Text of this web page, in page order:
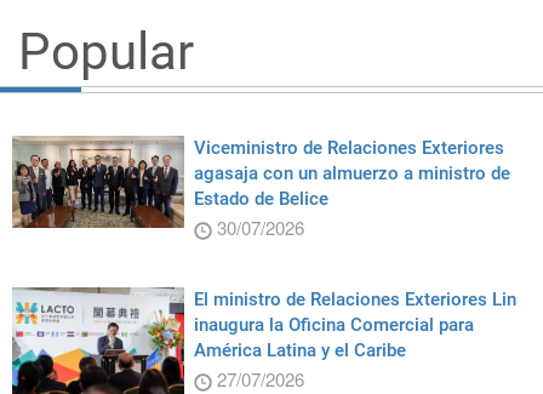
Popular
Viceministro de Relaciones Exteriores
agasaja con un almuerzo a ministro de
Estado de Belice
30/07/2026
El ministro de Relaciones Exteriores Lin
inaugura la Oficina Comercial para
América Latina y el Caribe
27/07/2026